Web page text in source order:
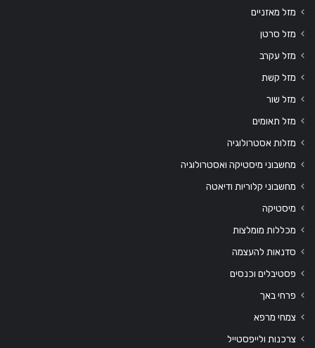
מזל מאזניים
מזל סרטן
מזל עקרב
מזל קשת
מזל שור
מזל תאומים
מזלות אסטרולוגיה
מחשבוני מיסטיקה ואסטרולוגיה
מחשבוני קלוריות ודיאטה
מיסטיקה
מכללות מומלצות
סדנאות להעצמה
פסטיבלים וכנסים
פרחי באך
צמחי מרפא
צרכנות ולייפסטייל